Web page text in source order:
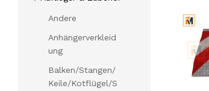
Andere
Anhängerverkleid
ung
Balken/Stangen/
Keile/Kotflügel/S